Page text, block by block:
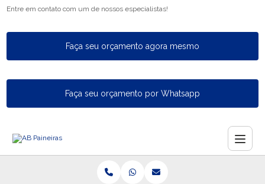
Entre em contato com um de nossos especialistas!
Faça seu orçamento agora mesmo
Faça seu orçamento por Whatsapp